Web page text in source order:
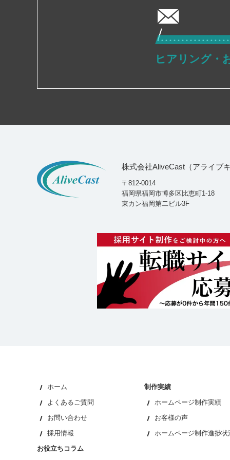
ヒアリング・
株式会社AliveCast（アライブ
〒812-0014
福岡県福岡市博多区比恵町1-18
東カン福岡第二ビル3F
ホーム
よくあるご質問
お問い合わせ
採用情報
お役立ちコラム
制作実績
ホームページ制作実績
お客様の声
ホームページ制作進捗状